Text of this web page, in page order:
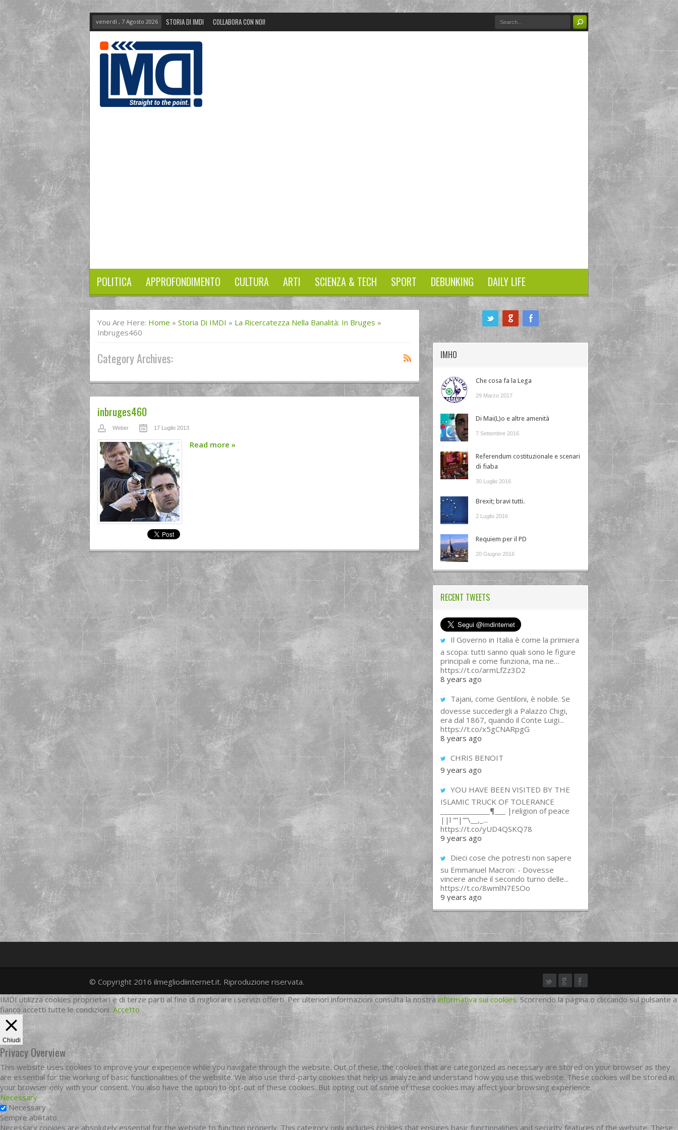
venerdì , 7 Agosto 2026 STORIA DI IMDI COLLABORA CON NOI!
POLITICA APPROFONDIMENTO CULTURA ARTI SCIENZA & TECH SPORT DEBUNKING DAILY LIFE
You Are Here: Home » Storia Di IMDI » La Ricercatezza Nella Banalità: In Bruges »
Inbruges460
Category Archives:
inbruges460
Weber 17 Luglio 2013
Read more »
IMHO
Che cosa fa la Lega
29 Marzo 2017
Di Mai(L)o e altre amenità
7 Settembre 2016
Referendum costituzionale e scenari
di fiaba
30 Luglio 2016
Brexit; bravi tutti.
2 Luglio 2016
Requiem per il PD
20 Giugno 2016
RECENT TWEETS
Il Governo in Italia è come la primiera
a scopa: tutti sanno quali sono le figure
principali e come funziona, ma ne…
https://t.co/armLfZz3D2
8 years ago
Tajani, come Gentiloni, è nobile. Se
dovesse succedergli a Palazzo Chigi,
era dal 1867, quando il Conte Luigi...
https://t.co/x5gCNARpgG
8 years ago
CHRIS BENOIT
9 years ago
YOU HAVE BEEN VISITED BY THE
ISLAMIC TRUCK OF TOLERANCE
______________¶___ |religion of peace
||l “”|””\__,_...
https://t.co/yUD4QSKQ78
9 years ago
Dieci cose che potresti non sapere
su Emmanuel Macron: - Dovesse
vincere anche il secondo turno delle...
https://t.co/8wmlN7ESOo
9 years ago
twittergoogleplus
facebook
© Copyright 2016 ilmegliodiinternet.it. Riproduzione riservata.
IMDI utilizza cookies proprietari e di terze parti al fine di migliorare i servizi offerti. Per ulteriori informazioni consulta la nostra informativa sui cookies. Scorrendo la pagina o cliccando sul pulsante a
fianco accetti tutte le condizioni. Accetto
Chiudi
Privacy Overview
This website uses cookies to improve your experience while you navigate through the website. Out of these, the cookies that are categorized as necessary are stored on your browser as they
are essential for the working of basic functionalities of the website. We also use third-party cookies that help us analyze and understand how you use this website. These cookies will be stored in
your browser only with your consent. You also have the option to opt-out of these cookies. But opting out of some of these cookies may affect your browsing experience.
Necessary
Necessary
Sempre abilitato
Necessary cookies are absolutely essential for the website to function properly. This category only includes cookies that ensures basic functionalities and security features of the website. These